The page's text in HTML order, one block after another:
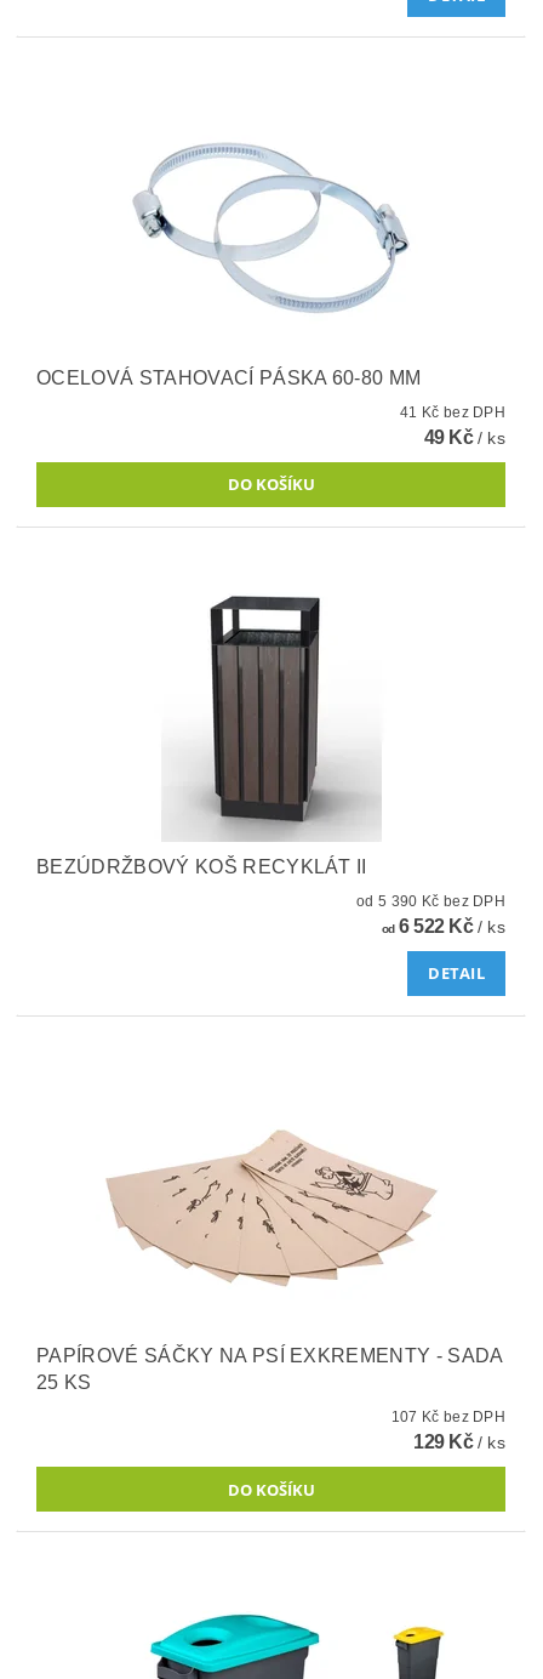
OCELOVÁ STAHOVACÍ PÁSKA 60-80 MM
41 Kč bez DPH
49 Kč/ ks
BEZÚDRŽBOVÝ KOŠ RECYKLÁT II
od 5 390 Kč bez DPH
od6 522 Kč/ ks
DETAIL
PAPÍROVÉ SÁČKY NA PSÍ EXKREMENTY - SADA
25 KS
107 Kč bez DPH
129 Kč/ ks